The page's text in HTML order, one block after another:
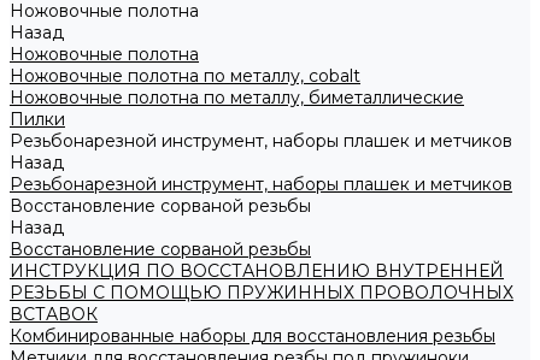
Ножовочные полотна
Назад
Ножовочные полотна
Ножовочные полотна по металлу, cobalt
Ножовочные полотна по металлу, биметаллические
Пилки
Резьбонарезной инструмент, наборы плашек и метчиков
Назад
Резьбонарезной инструмент, наборы плашек и метчиков
Восстановление сорваной резьбы
Назад
Восстановление сорваной резьбы
ИНСТРУКЦИЯ ПО ВОССТАНОВЛЕНИЮ ВНУТРЕННЕЙ
РЕЗЬБЫ С ПОМОЩЬЮ ПРУЖИННЫХ ПРОВОЛОЧНЫХ
ВСТАВОК
Комбинированные наборы для восстановления резьбы